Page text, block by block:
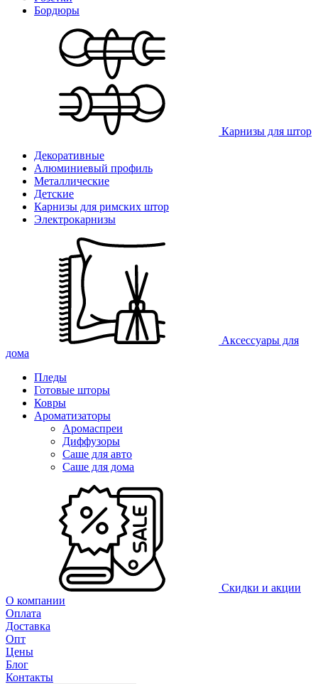
Бордюры
Карнизы для штор
Декоративные
Алюминиевый профиль
Металлические
Детские
Карнизы для римских штор
Электрокарнизы
Аксессуары для
дома
Пледы
Готовые шторы
Ковры
Ароматизаторы
Аромаспреи
Диффузоры
Саше для авто
Саше для дома
Скидки и акции
О компании
Оплата
Доставка
Опт
Цены
Блог
Контакты